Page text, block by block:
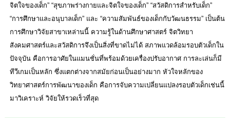
จิตใจของเด็ก” “สุขภาพร่างกายและจิตใจของเด็ก” “สวัสดิการสำหรับเด็ก”
“การศึกษาและอนุบาลเด็ก” และ “ความสัมพันธ์ของเด็กกับวัฒนธรรม” เป็นต้น
การศึกษาวิจัยสาขาเหล่านนี้ ความรู้ในด้านศึกษาศาสตร์ จิตวิทยา
สังคมศาสตร์และสวัสดิการจึงเป็นสิ่งที่ขาดไม่ได้ สภาพแวดล้อมรอบตัวเด็กใน
ปัจจุบัน คือการอาศัยในแมนชั่นที่พร้อมด้วยเครื่องปรับอากาศ การละเล่นก็มี
ทีวีเกมเป็นหลัก ซึ่งแตกต่างจากสมัยก่อนเป็นอย่างมาก หัวใจหลักของ
วิทยาศาสตร์การพัฒนาของเด็ก คือการจับความเปลี่ยนแปลงรอบตัวเด็กเช่นนี้
มาวิเคราะห์ วิจัยให้รวดเร็วที่สุด